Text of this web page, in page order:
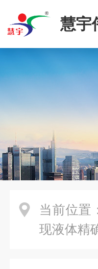
慧宇
限公
当前位置
现液体精